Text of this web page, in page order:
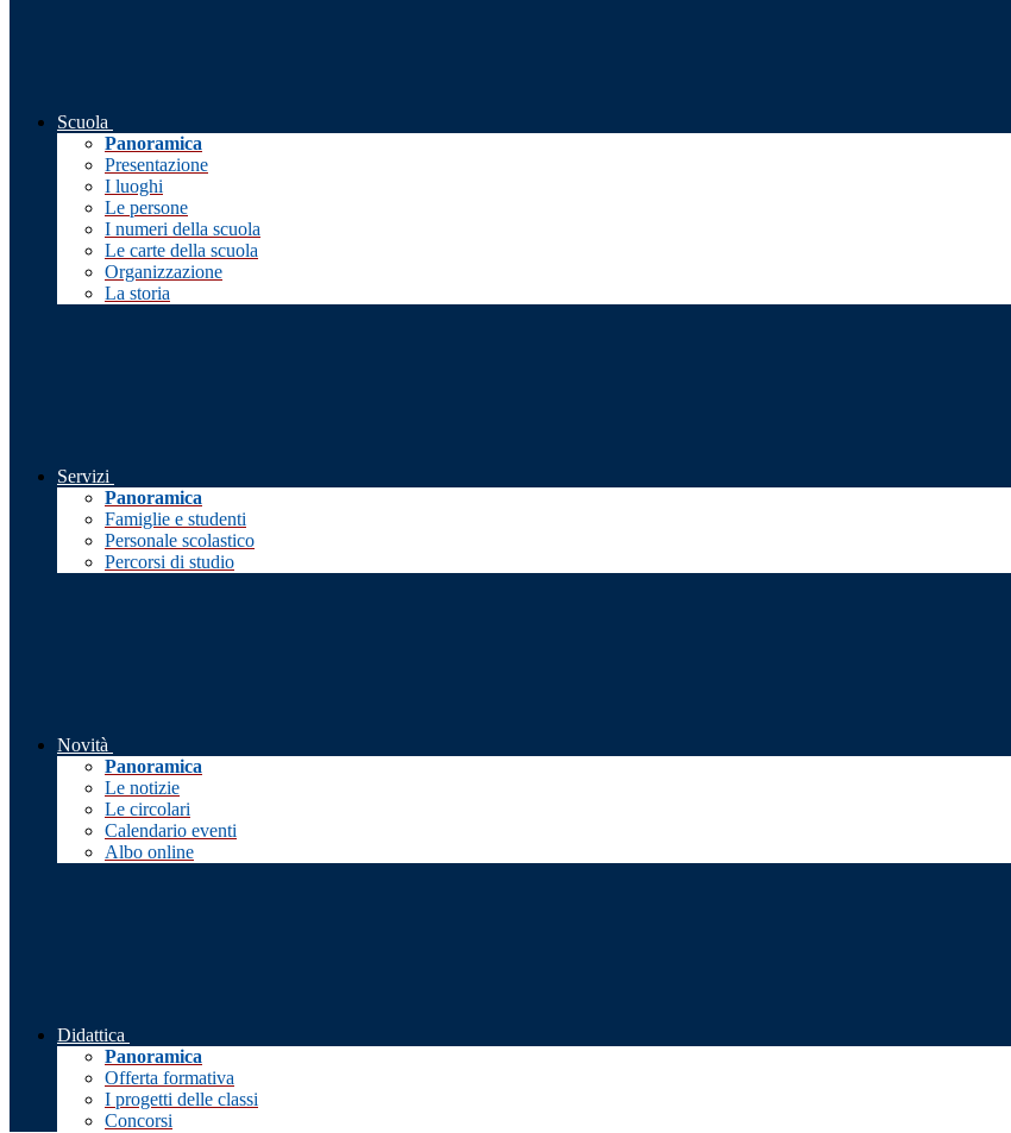
Scuola
Panoramica
Presentazione
I luoghi
Le persone
I numeri della scuola
Le carte della scuola
Organizzazione
La storia
Servizi
Panoramica
Famiglie e studenti
Personale scolastico
Percorsi di studio
Novità
Panoramica
Le notizie
Le circolari
Calendario eventi
Albo online
Didattica
Panoramica
Offerta formativa
I progetti delle classi
Concorsi